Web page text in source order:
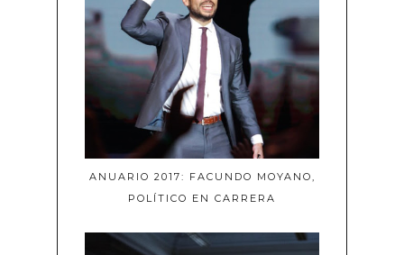
ANUARIO 2017: FACUNDO MOYANO,
POLÍTICO EN CARRERA